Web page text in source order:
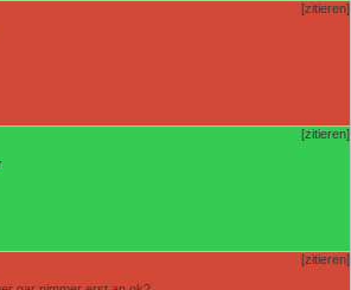
[zitieren]
[zitieren]
[zitieren]